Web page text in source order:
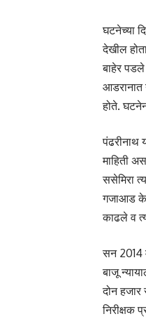
घटनेच्या
देखील
बाहेर पडले
आडरानात
होते.
पंढरीनाथ
माहिती
ससेमिरा
गजाआड
काढले व
सन 2014
बाजू
दोन
निरीक्षक